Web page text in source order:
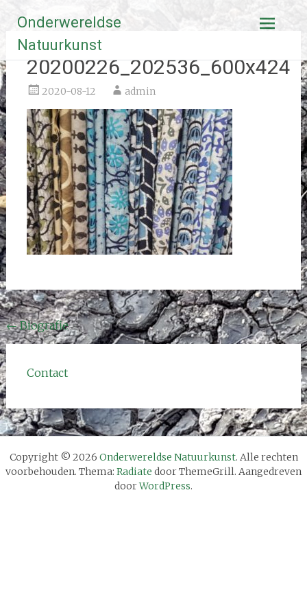
naar
inhoud
Onderwereldse
Natuurkunst
20200226_202536_600x424
2020-08-12 admin
Bericht
navigatie
←Biografie
Contact
Copyright © 2026 Onderwereldse Natuurkunst. Alle rechten
voorbehouden. Thema: Radiate door ThemeGrill. Aangedreven
doorWordPress.